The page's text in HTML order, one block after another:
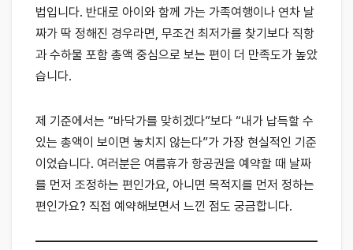
법입니다. 반대로 아이와 함께 가는 가족여행이나 연차 날
짜가 딱 정해진 경우라면, 무조건 최저가를 찾기보다 직항
과 수하물 포함 총액 중심으로 보는 편이 더 만족도가 높았
습니다.
제 기준에서는 “바닥가를 맞히겠다”보다 “내가 납득할 수
있는 총액이 보이면 놓치지 않는다”가 가장 현실적인 기준
이었습니다. 여러분은 여름휴가 항공권을 예약할 때 날짜
를 먼저 조정하는 편인가요, 아니면 목적지를 먼저 정하는
편인가요? 직접 예약해보면서 느낀 점도 궁금합니다.